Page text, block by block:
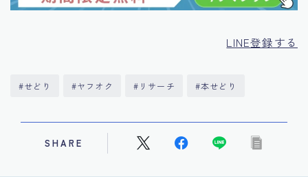
LINE登録する
#せどり #ヤフオク #リサーチ #本せどり
SHARE